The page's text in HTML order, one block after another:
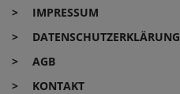
IMPRESSUM
DATEN­SCHUTZ­ERKLÄRUNG
AGB
KONTAKT